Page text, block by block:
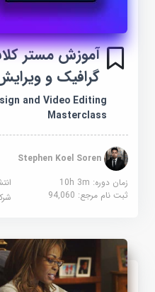
آموزش مستر
گرافیک و ویرایش
and Video Editing
Masterclass
Stephen Koel Soren
زمان دوره: 10h 3m
ثبت نام مرجع:94,060